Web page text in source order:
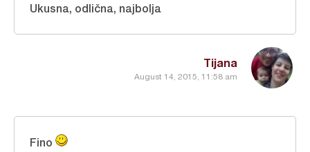
Tijana
August 14, 2015, 11:58 am
Ukusna, odlična, najbolja
Fino